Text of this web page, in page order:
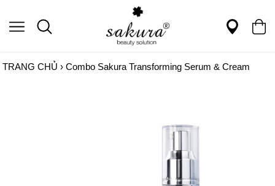
TRANG CHỦ › Combo Sakura Transforming Serum & Cream